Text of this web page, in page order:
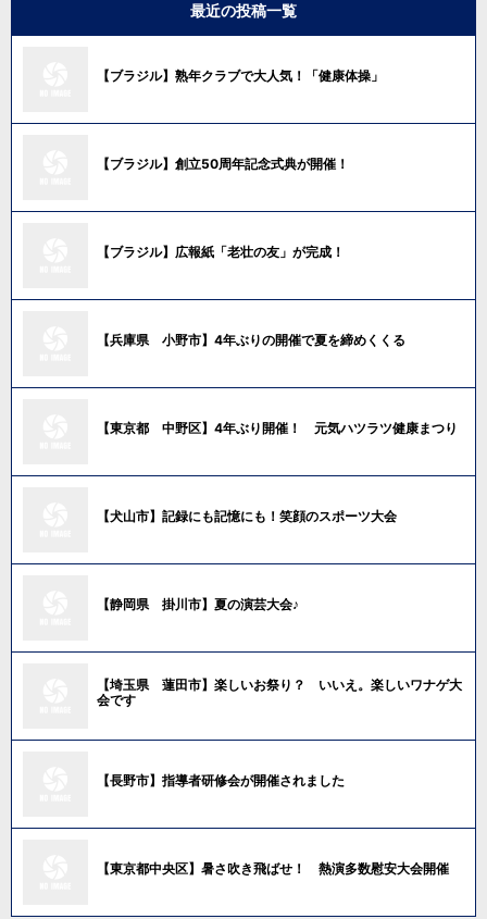
最近の投稿一覧
【ブラジル】熟年クラブで大人気！「健康体操」
【ブラジル】創立50周年記念式典が開催！
【ブラジル】広報紙「老壮の友」が完成！
【兵庫県 小野市】4年ぶりの開催で夏を締めくくる
【東京都 中野区】4年ぶり開催！ 元気ハツラツ健康まつり
【犬山市】記録にも記憶にも！笑顔のスポーツ大会
【静岡県 掛川市】夏の演芸大会♪
【埼玉県 蓮田市】楽しいお祭り？ いいえ。楽しいワナゲ大
会です
【長野市】指導者研修会が開催されました
【東京都中央区】暑さ吹き飛ばせ！ 熱演多数慰安大会開催